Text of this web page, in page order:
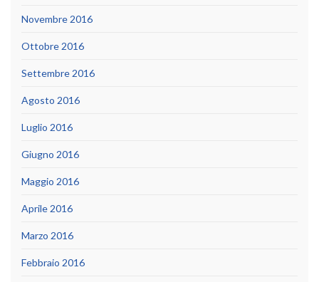
Novembre 2016
Ottobre 2016
Settembre 2016
Agosto 2016
Luglio 2016
Giugno 2016
Maggio 2016
Aprile 2016
Marzo 2016
Febbraio 2016